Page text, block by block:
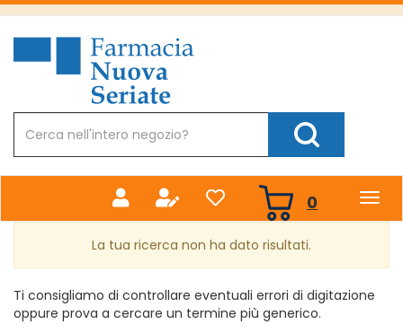
Passa
principale
Farmacia
Nuova
Prodotto
Cerca Prodotto
0 prodotti
inseriti
La tua ricerca non ha dato risultati.
Ti consigliamo di controllare eventuali errori di digitazione
oppure prova a cercare un termine più generico.